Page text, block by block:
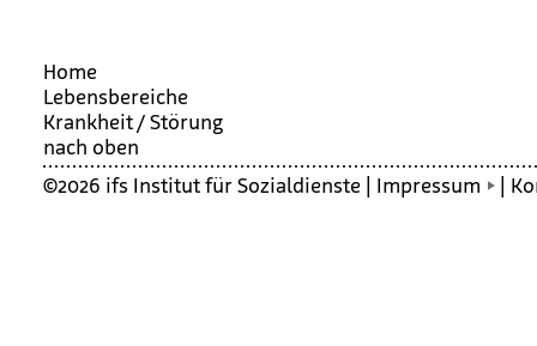
Home
Lebensbereiche
Krank­heit / Stö­rung
nach oben
©2026 ifs Institut für Sozialdienste | Impressum